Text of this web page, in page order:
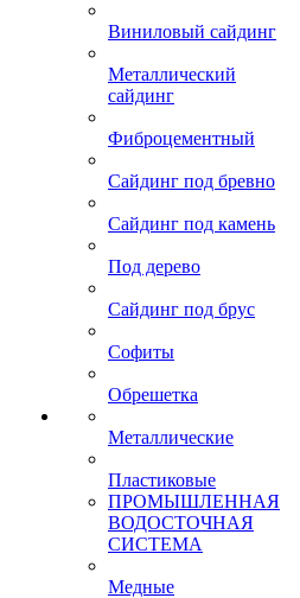
Виниловый сайдинг
Металлический
сайдинг
Фиброцементный
Сайдинг под бревно
Сайдинг под камень
Под дерево
Сайдинг под брус
Софиты
Обрешетка
Металлические
Пластиковые
ПРОМЫШЛЕННАЯ
ВОДОСТОЧНАЯ
СИСТЕМА
Медные